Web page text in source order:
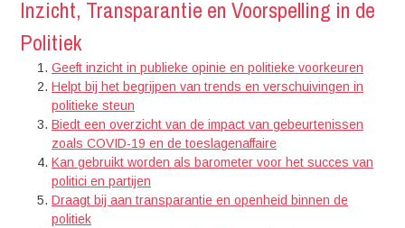
Inzicht, Transparantie en Voorspelling in de
Politiek
Geeft inzicht in publieke opinie en politieke voorkeuren
Helpt bij het begrijpen van trends en verschuivingen in
politieke steun
Biedt een overzicht van de impact van gebeurtenissen
zoals COVID-19 en de toeslagenaffaire
Kan gebruikt worden als barometer voor het succes van
politici en partijen
Draagt bij aan transparantie en openheid binnen de
politiek